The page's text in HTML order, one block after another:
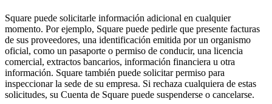
Square puede solicitarle información adicional en cualquier
momento. Por ejemplo, Square puede pedirle que presente facturas
de sus proveedores, una identificación emitida por un organismo
oficial, como un pasaporte o permiso de conducir, una licencia
comercial, extractos bancarios, información financiera u otra
información. Square también puede solicitar permiso para
inspeccionar la sede de su empresa. Si rechaza cualquiera de estas
solicitudes, su Cuenta de Square puede suspenderse o cancelarse.